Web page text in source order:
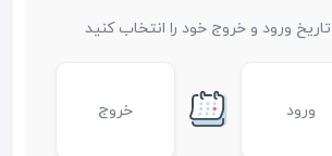
تاریخ ورود و خروج خود را انتخاب کنید
ورود خروج